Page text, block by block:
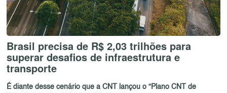
Brasil precisa de R$ 2,03 trilhões para
superar desafios de infraestrutura e
transporte
É diante desse cenário que a CNT lançou o “Plano CNT de